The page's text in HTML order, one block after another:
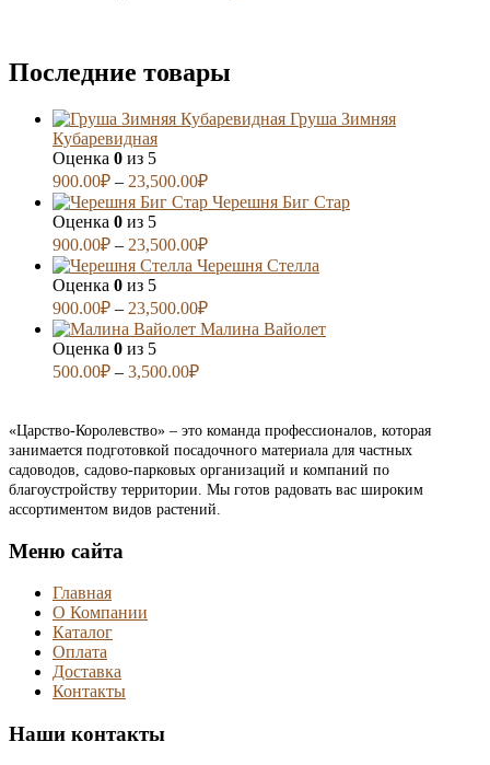
Последние товары
Груша Зимняя
Кубаревидная
Оценка 0 из 5
900.00₽ – 23,500.00₽
Черешня Биг Стар
Оценка 0 из 5
900.00₽ – 23,500.00₽
Черешня Стелла
Оценка 0 из 5
900.00₽ – 23,500.00₽
Малина Вайолет
Оценка 0 из 5
500.00₽ – 3,500.00₽
«Царство-Королевство» – это команда профессионалов, которая
занимается подготовкой посадочного материала для частных
садоводов, садово-парковых организаций и компаний по
благоустройству территории. Мы готов радовать вас широким
ассортиментом видов растений.
Меню сайта
Главная
О Компании
Каталог
Оплата
Доставка
Контакты
Наши контакты